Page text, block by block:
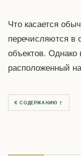
Что касается
перечисляются в
объектов.
расположенный
К СОДЕРЖАНИЮ ↑